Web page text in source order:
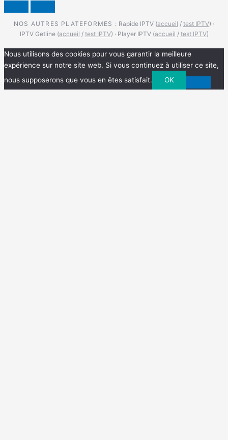
NOS AUTRES PLATEFORMES : Rapide IPTV (accueil / test IPTV) ·
IPTV Getline (accueil / test IPTV) · Player IPTV (accueil / test IPTV)
Nous utilisons des cookies pour vous garantir la meilleure
expérience sur notre site web. Si vous continuez à utiliser ce site,
nous supposerons que vous en êtes satisfait.
OK